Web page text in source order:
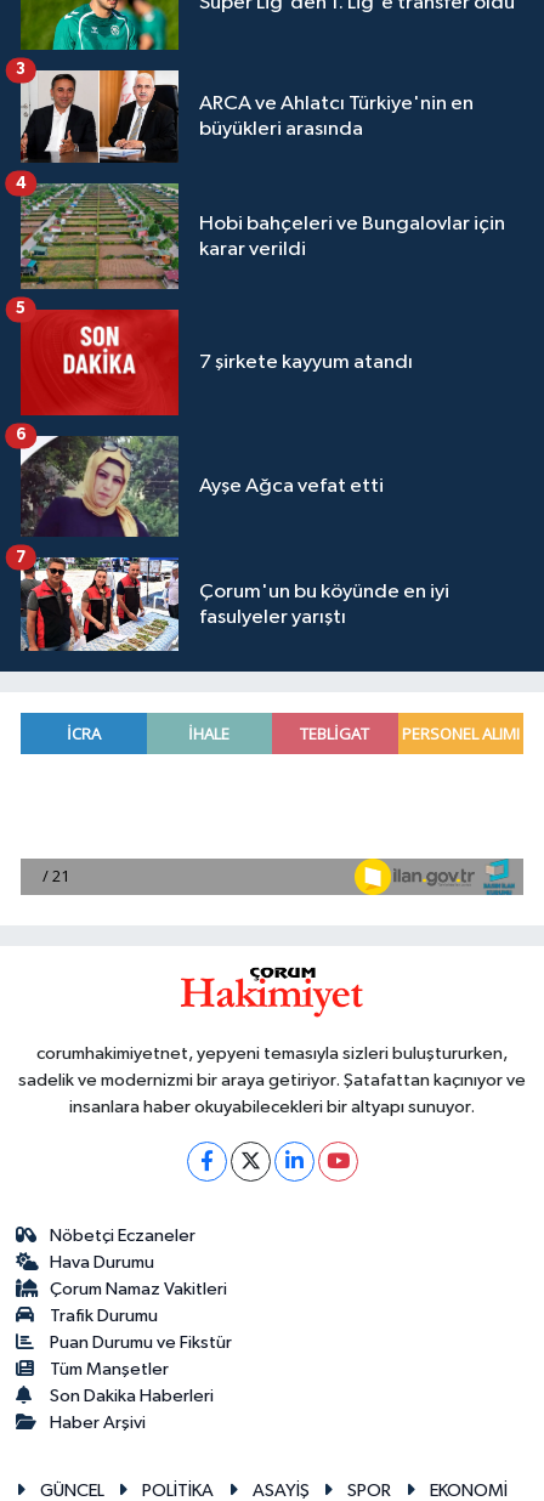
ARCA ve Ahlatcı Türkiye'nin en
büyükleri arasında
3
Hobi bahçeleri ve Bungalovlar için
karar verildi
4
7 şirkete kayyum atandı
5
Ayşe Ağca vefat etti
6
Çorum'un bu köyünde en iyi
fasulyeler yarıştı
7
corumhakimiyetnet, yepyeni temasıyla sizleri buluştururken,
sadelik ve modernizmi bir araya getiriyor. Şatafattan kaçınıyor ve
insanlara haber okuyabilecekleri bir altyapı sunuyor.
Nöbetçi Eczaneler
Hava Durumu
Çorum Namaz Vakitleri
Trafik Durumu
Puan Durumu ve Fikstür
Tüm Manşetler
Son Dakika Haberleri
Haber Arşivi
GÜNCEL POLİTİKA ASAYİŞ SPOR EKONOMİ